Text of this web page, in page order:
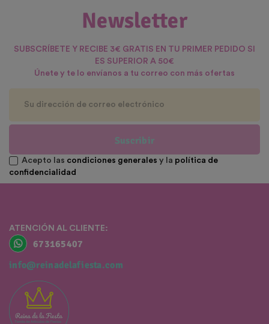
Newsletter
SUBSCRÍBETE Y RECIBE 3€ GRATIS EN TU PRIMER PEDIDO SI
ES SUPERIOR A 50€
Únete y te lo envíanos a tu correo con más ofertas
Suscribir
Acepto las condiciones generales y la política de
confidencialidad
ATENCIÓN AL CLIENTE:
673165407
info@reinadelafiesta.com